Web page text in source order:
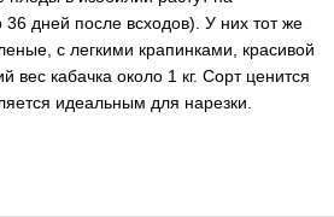
дней после всходов). У них тот же
с легкими крапинками, красивой
кабачка около 1 кг. Сорт ценится
идеальным для нарезки.